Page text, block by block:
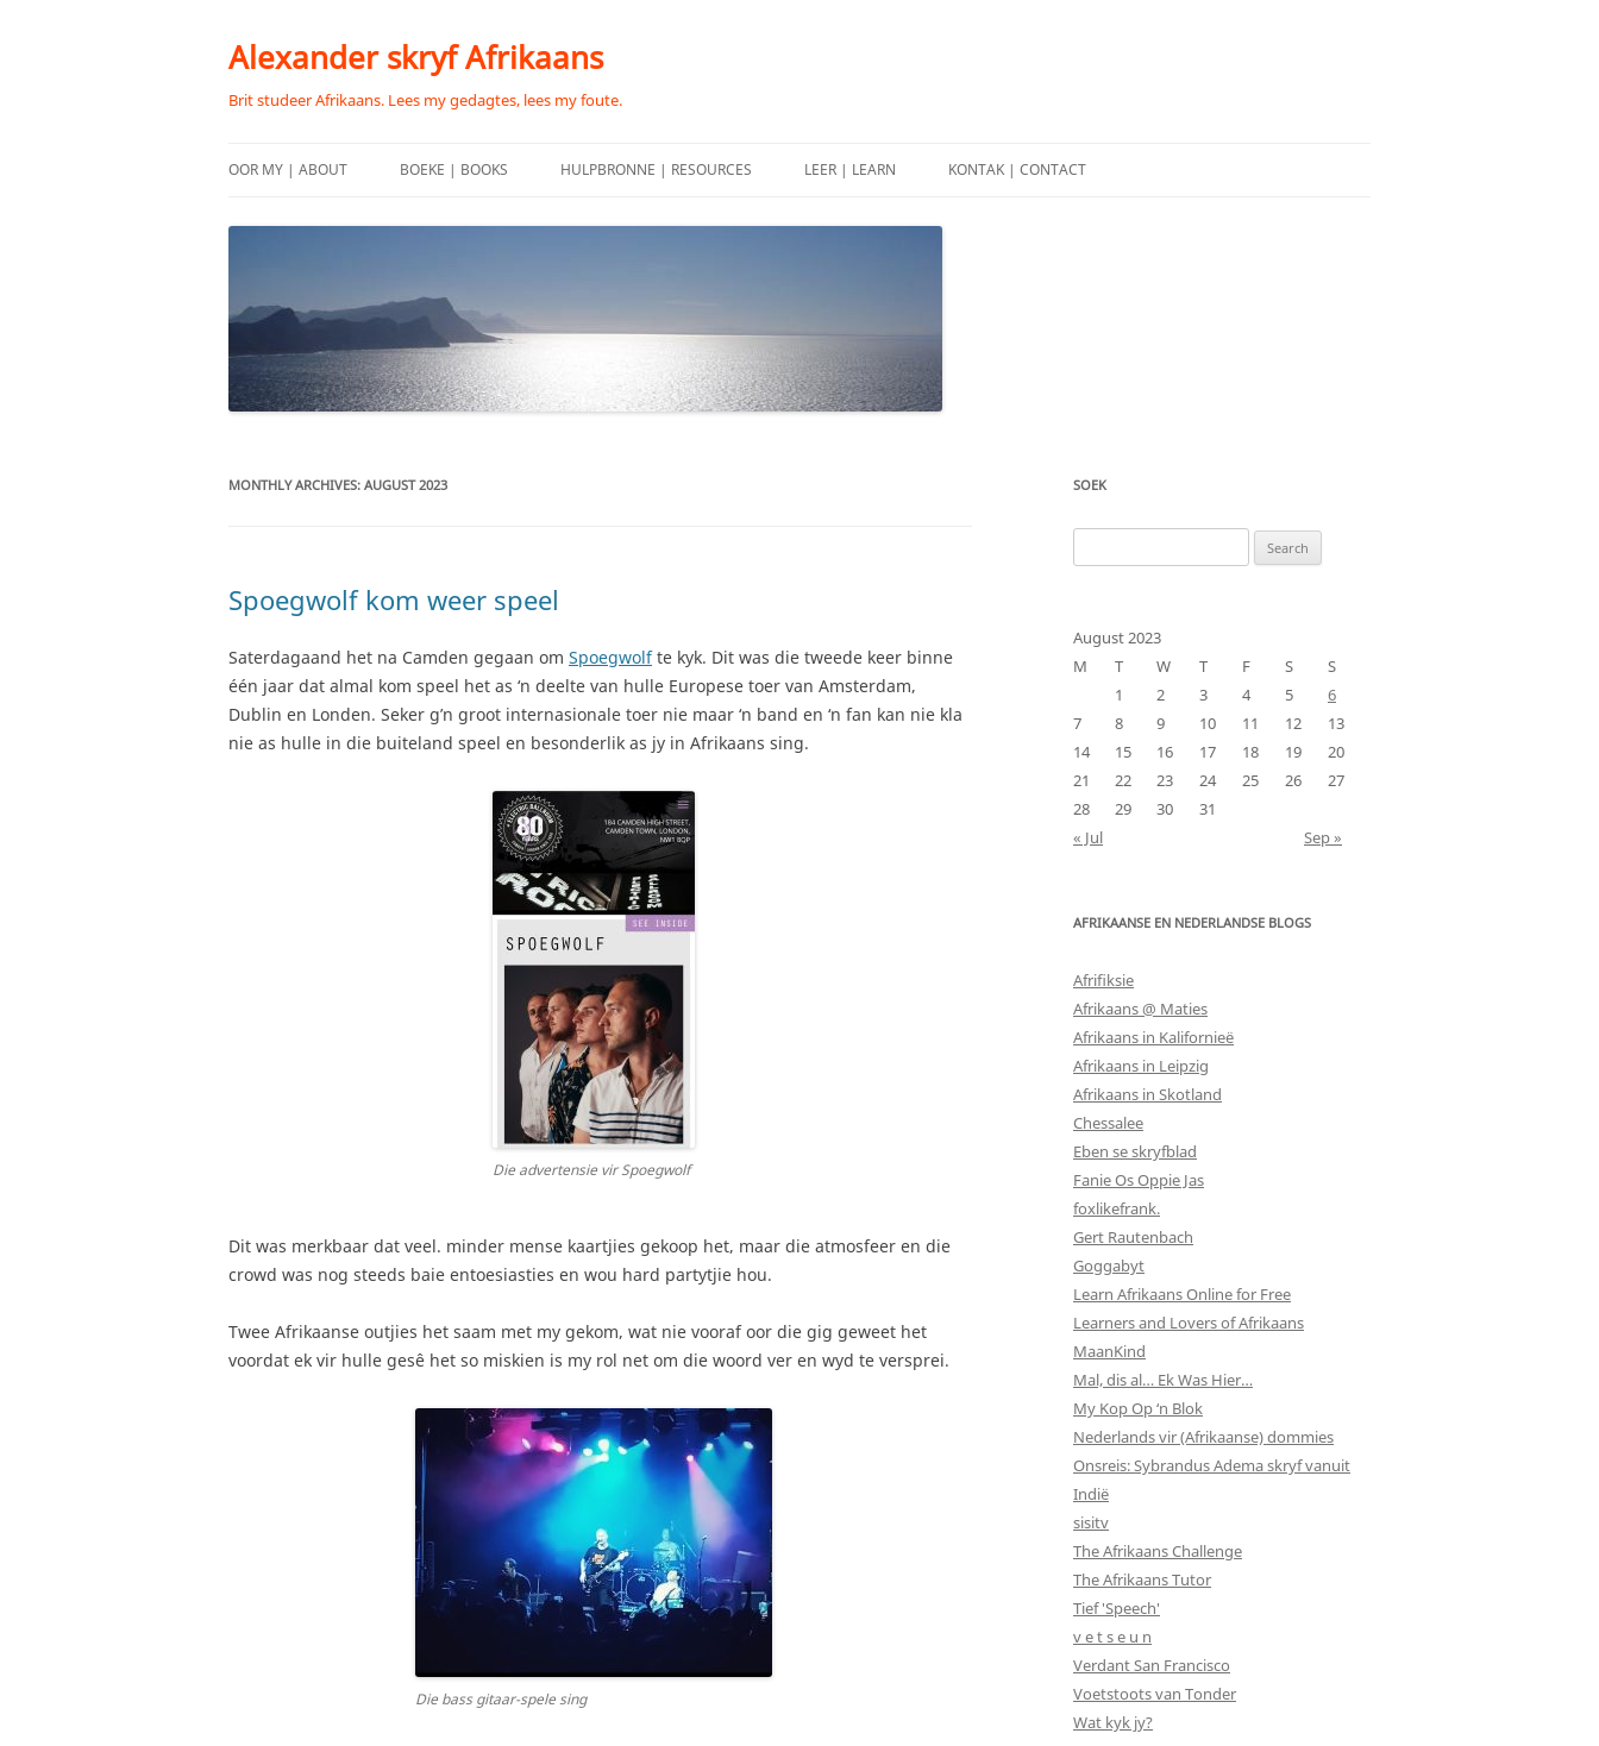
content
Alexander skryf Afrikaans
Brit studeer Afrikaans. Lees my gedagtes, lees my foute.
OOR MY | ABOUT BOEKE | BOOKS HULPBRONNE | RESOURCES LEER | LEARN KONTAK | CONTACT
MONTHLY ARCHIVES: AUGUST 2023
Spoegwolf kom weer speel
Saterdagaand het na Camden gegaan om Spoegwolfte kyk. Dit was die tweede keer binne
één jaar dat almal kom speel het as ‘n deelte van hulle Europese toer van Amsterdam,
Dublin en Londen. Seker g’n groot internasionale toer nie maar ‘n band en ‘n fan kan nie kla
nie as hulle in die buiteland speel en besonderlik as jy in Afrikaans sing.
Die advertensie vir Spoegwolf
Dit was merkbaar dat veel. minder mense kaartjies gekoop het, maar die atmosfeer en die
crowd was nog steeds baie entoesiasties en wou hard partytjie hou.
Twee Afrikaanse outjies het saam met my gekom, wat nie vooraf oor die gig geweet het
voordat ek vir hulle gesê het so miskien is my rol net om die woord ver en wyd te versprei.
Die bass gitaar-spele sing
SOEK
for:
August 2023
M
T W T F S
S
1
2 3 4 5
6
7
8 9 10 11 12
13
14
15 16 17 18 19
20
21
22 23 24 25 26
27
28
29 30
31
« Jul
Sep »
AFRIKAANSE EN NEDERLANDSE BLOGS
Afrifiksie
Afrikaans @ Maties
Afrikaans in Kalifornieë
Afrikaans in Leipzig
Afrikaans in Skotland
Chessalee
Eben se skryfblad
Fanie Os Oppie Jas
foxlikefrank.
Gert Rautenbach
Goggabyt
Learn Afrikaans Online for Free
Learners and Lovers of Afrikaans
MaanKind
Mal, dis al… Ek Was Hier…
My Kop Op ‘n Blok
Nederlands vir (Afrikaanse) dommies
Onsreis: Sybrandus Adema skryf vanuit
Indië
sisitv
The Afrikaans Challenge
The Afrikaans Tutor
Tief 'Speech'
v e t s e u n
Verdant San Francisco
Voetstoots van Tonder
Wat kyk jy?